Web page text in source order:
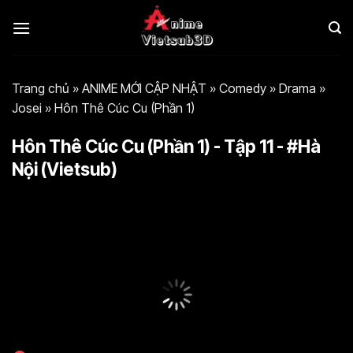
qua
Trang chủ » ANIME MỚI CẬP NHẬT » Comedy » Drama »
Josei » Hôn Thê Cúc Cu (Phần 1)
Hôn Thê Cúc Cu (Phần 1) - Tập 11 - #Hà
Nội (Vietsub)